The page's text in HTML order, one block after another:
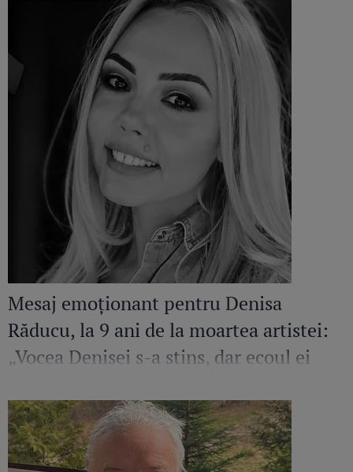
Mesaj emoționant pentru Denisa
Răducu, la 9 ani de la moartea artistei:
„Vocea Denisei s-a stins, dar ecoul ei